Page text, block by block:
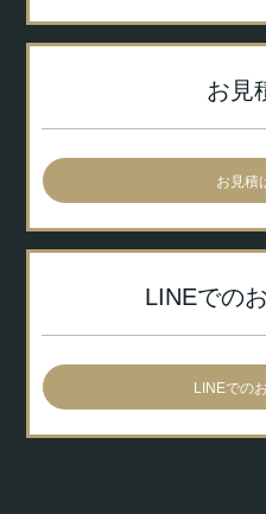
お見
お見積
LINEでの
LINEでの